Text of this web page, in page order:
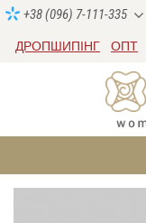
+38 (096) 7-111-335
ДРОПШИПІНГ ОПТ